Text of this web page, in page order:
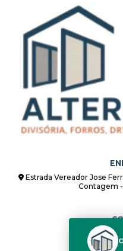
Estrada Vereador Jose
Contagem
(31)